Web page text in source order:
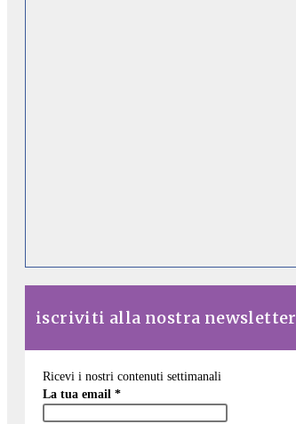
iscriviti alla nostra newsletter
Ricevi i nostri contenuti settimanali
La tua email *